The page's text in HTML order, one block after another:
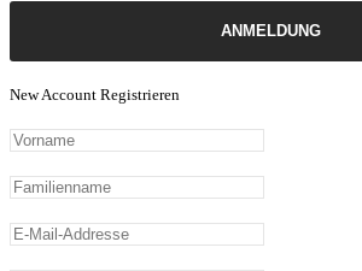
ANMELDUNG
New Account Registrieren